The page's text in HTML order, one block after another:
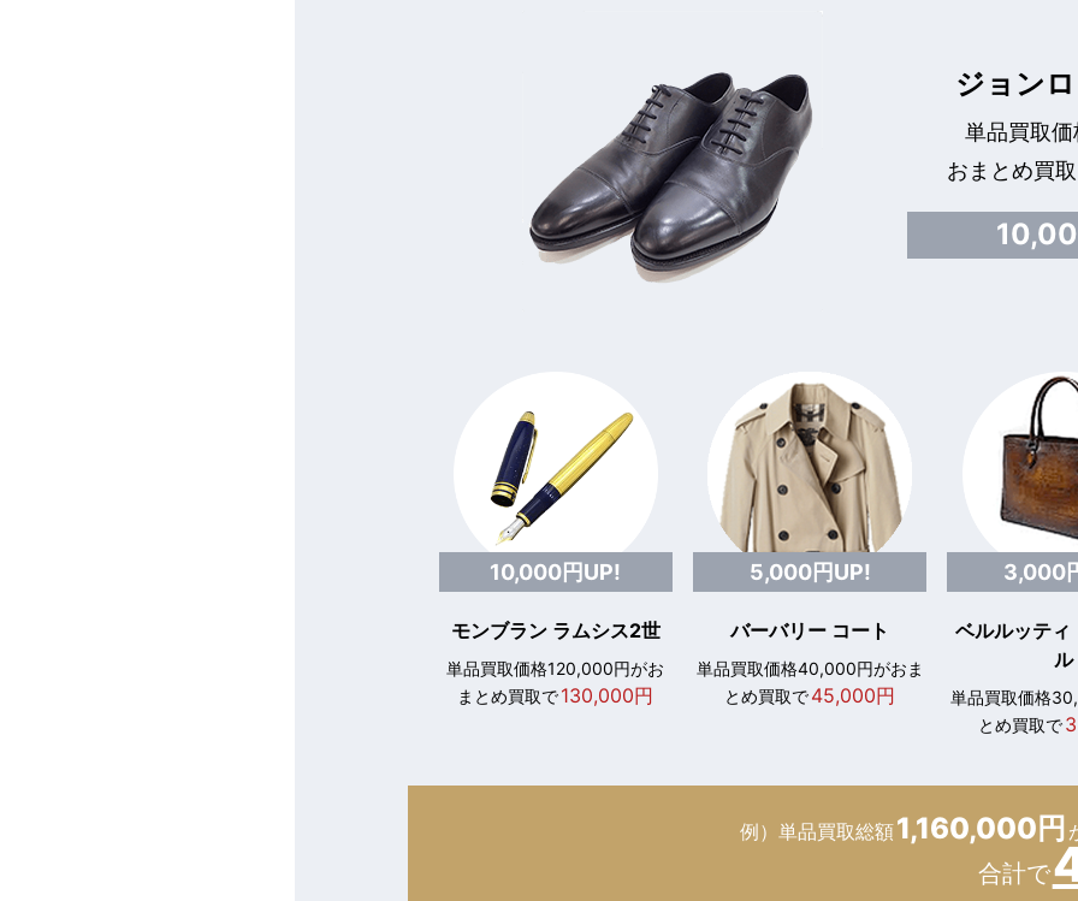
ジョン
単品買取
おまとめ買
10,000円UP!
モンブラン ラムシス2世
単品買取価格120,000円がお
まとめ買取で130,000円
5,000円UP!
バーバリー コート
単品買取価格40,000円がおま
とめ買取で45,000円
3,000
ベルルッティ
ル
単品買取価格
とめ買取で
例）単品買取総額1,160,000円
合計で